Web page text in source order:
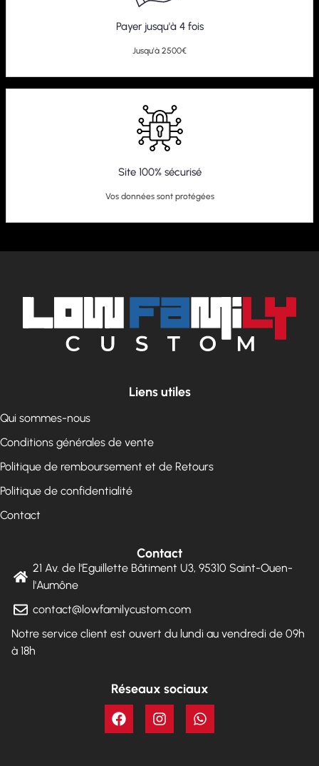
Payer jusqu'à 4 fois
Jusqu'à 2500€
Site 100% sécurisé
Vos données sont protégées
Liens utiles
Qui sommes-nous
Conditions générales de vente
Politique de remboursement et de Retours
Politique de confidentialité
Contact
Contact
21 Av. de l'Eguillette Bâtiment U3, 95310 Saint-Ouen-
l'Aumône
contact@lowfamilycustom.com
Notre service client est ouvert du lundi au vendredi de 09h
à 18h
Réseaux sociaux